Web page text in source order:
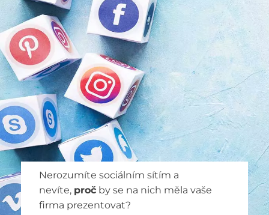
Nerozumíte sociálním sítím a
nevíte, proč by se na nich měla vaše
firma prezentovat?